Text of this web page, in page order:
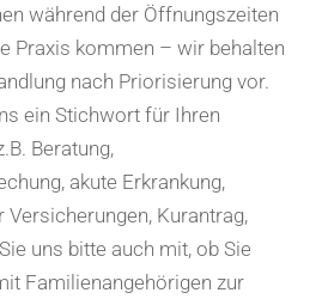
während der Öffnungszeiten
Praxis kommen – wir behalten
nach Priorisierung vor.
ein Stichwort für Ihren
Beratung,
akute Erkrankung,
Versicherungen, Kurantrag,
uns bitte auch mit, ob Sie
Familienangehörigen zur